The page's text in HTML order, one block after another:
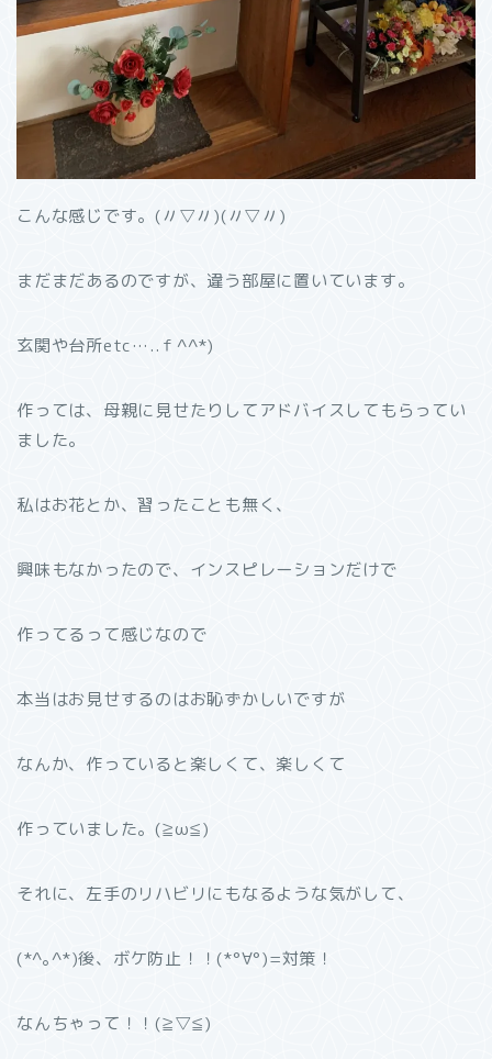
こんな感じです。(〃▽〃)(〃▽〃)
まだまだあるのですが、違う部屋に置いています。
玄関や台所etc…..ｆ^^*)
作っては、母親に見せたりしてアドバイスしてもらってい
ました。
私はお花とか、習ったことも無く、
興味もなかったので、インスピレーションだけで
作ってるって感じなので
本当はお見せするのはお恥ずかしいですが
なんか、作っていると楽しくて、楽しくて
作っていました。(≧ω≦)
それに、左手のリハビリにもなるような気がして、
(*^｡^*)後、ボケ防止！！(*°∀°)=対策！
なんちゃって！！(≧▽≦)